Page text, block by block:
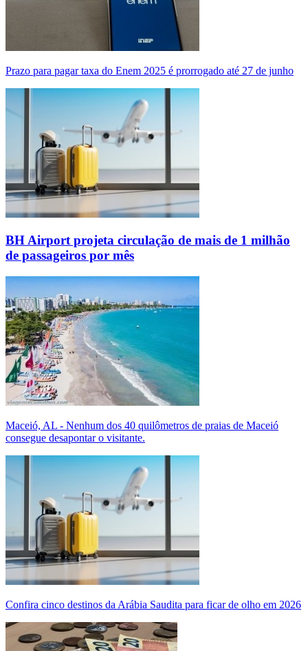
Prazo para pagar taxa do Enem 2025 é prorrogado até 27 de junho
BH Airport projeta circulação de mais de 1 milhão
de passageiros por mês
Maceió, AL - Nenhum dos 40 quilômetros de praias de Maceió
consegue desapontar o visitante.
Confira cinco destinos da Arábia Saudita para ficar de olho em 2026